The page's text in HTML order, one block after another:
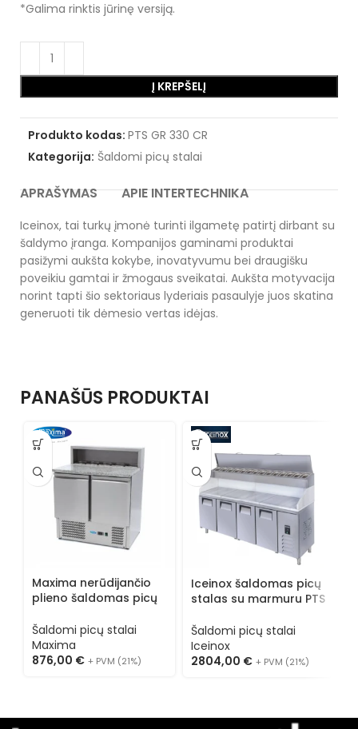
*Galima rinktis jūrinę versiją.
Į KREPŠELĮ
Produkto kodas: PTS GR 330 CR
Kategorija: Šaldomi picų stalai
APRAŠYMAS APIE INTERTECHNIKA
Iceinox, tai turkų įmonė turinti ilgametę patirtį dirbant su
šaldymo įranga. Kompanijos gaminami produktai
pasižymi aukšta kokybe, inovatyvumu bei draugišku
poveikiu gamtai ir žmogaus sveikatai. Aukšta motyvacija
norint tapti šio sektoriaus lyderiais pasaulyje juos skatina
generuoti tik dėmesio vertas idėjas.
PANAŠŪS PRODUKTAI
Maxima nerūdijančio
plieno šaldomas picų
Šaldomi picų stalai
Maxima
876,00 € + PVM (21%)
Iceinox šaldomas picų
stalas su marmuru PTS
Šaldomi picų stalai
Iceinox
2804,00 € + PVM (21%)